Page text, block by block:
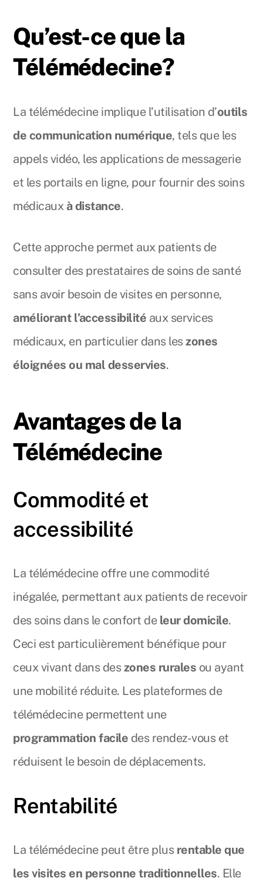
Qu’est-ce que la
Télémédecine?
La télémédecine implique l’utilisation d’outils
de communication numérique, tels que les
appels vidéo, les applications de messagerie
et les portails en ligne, pour fournir des soins
médicaux à distance.
Cette approche permet aux patients de
consulter des prestataires de soins de santé
sans avoir besoin de visites en personne,
améliorant l’accessibilité aux services
médicaux, en particulier dans leszones
éloignées ou mal desservies.
Avantages de la
Télémédecine
Commodité et
accessibilité
La télémédecine offre une commodité
inégalée, permettant aux patients de recevoir
des soins dans le confort de leur domicile.
Ceci est particulièrement bénéfique pour
ceux vivant dans deszones rurales ou ayant
une mobilité réduite. Les plateformes de
télémédecine permettent une
programmation facile des rendez-vous et
réduisent le besoin de déplacements.
Rentabilité
La télémédecine peut être plus rentable que
les visites en personne traditionnelles. Elle